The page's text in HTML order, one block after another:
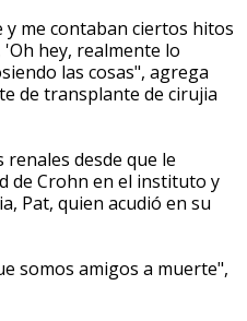
me contaban ciertos hitos
'Oh hey, realmente lo
las cosas", agrega
de transplante de cirujia
desde que le
de Crohn en el instituto y
Pat, quien acudió en su
somos amigos a muerte",